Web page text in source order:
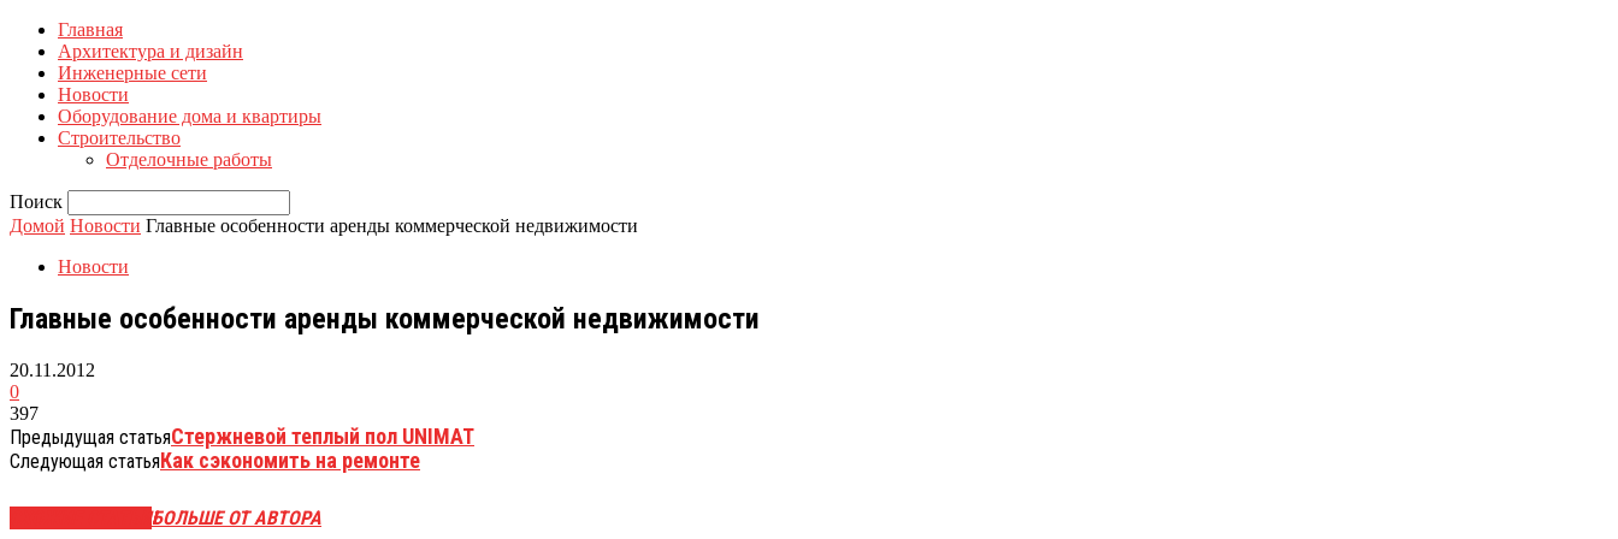
Главная
Архитектура и дизайн
Инженерные сети
Новости
Оборудование дома и квартиры
Строительство
Отделочные работы
Поиск
Домой Новости Главные особенности аренды коммерческой недвижимости
Новости
Главные особенности аренды коммерческой недвижимости
20.11.2012
0
397
Предыдущая статьяСтержневой теплый пол UNIMAT
Следующая статьяКак сэкономить на ремонте
БОЛЬШЕ ОТ АВТОРА